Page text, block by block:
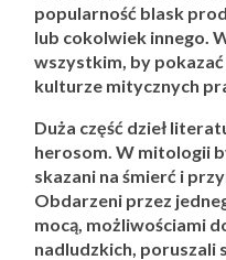
popularność blask
lub cokolwiek innego.
wszystkim, by
kulturze mitycznych
Duża część dzieł
herosom. W mitologii
skazani na śmierć i
Obdarzeni przez
mocą, możliwościami
nadludzkich, poruszali